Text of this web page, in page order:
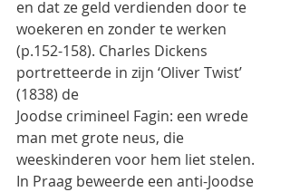
en dat ze geld verdienden door te
woekeren en zonder te werken
(p.152-158). Charles Dickens
portretteerde in zijn ‘Oliver Twist’
(1838) de
Joodse crimineel Fagin: een wrede
man met grote neus, die
weeskinderen voor hem liet stelen.
In Praag beweerde een anti-Joodse